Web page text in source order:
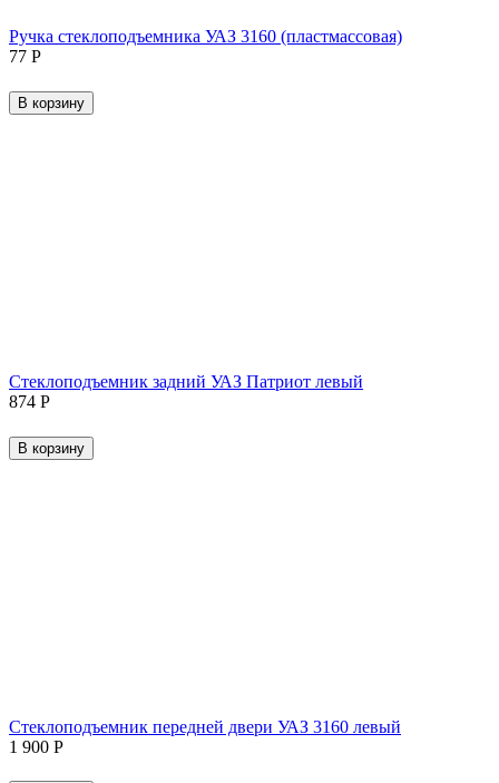
Ручка стеклоподъемника УАЗ 3160 (пластмассовая)
‍77‍ Р
В корзину
Стеклоподъемник задний УАЗ Патриот левый
‍874‍ Р
В корзину
Стеклоподъемник передней двери УАЗ 3160 левый
1 900 Р